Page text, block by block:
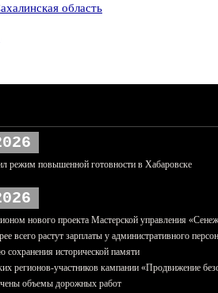
область
режим повышенной готовности в Хабаровске
нового проекта Мастерской управления
всего растут зарплаты у административного
исторической памяти
регионов-участников кампании «Продвижение
объемы дорожных работ